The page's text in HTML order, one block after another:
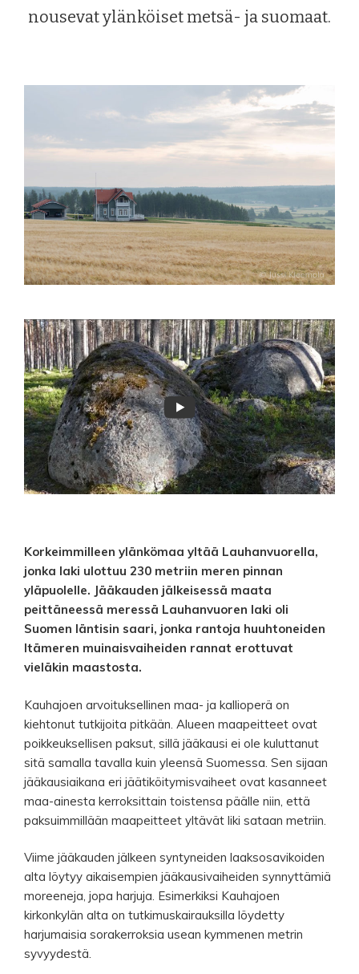
nousevat ylänköiset metsä- ja suomaat.
Peruskalliota ovat aikojen kuluessa järkyttäneet maankuoren liikunnot,
jotka ovat jättäneet jälkensä siihen. Hyypänlaakso on Suomessa melko
ainutlaatuinen murroslaakso, jonka ruhjevyöhykkeessä kallioperä on täysin
rikki. Laakso on syntynyt tuon ruhjeen liepeille luonnon kulutustyön
tuloksena. Kuvassa Hyyppää Piiparin kohdalla.
Korkeimmilleen ylänkömaa yltää Lauhanvuorella,
jonka laki ulottuu 230 metriin meren pinnan
yläpuolelle. Jääkauden jälkeisessä maata
peittäneessä meressä Lauhanvuoren laki oli
Suomen läntisin saari, jonka rantoja huuhtoneiden
Itämeren muinaisvaiheiden rannat erottuvat
vieläkin maastosta.
Kauhajoen arvoituksellinen maa- ja kallioperä on
kiehtonut tutkijoita pitkään. Alueen maapeitteet ovat
poikkeuksellisen paksut, sillä jääkausi ei ole kuluttanut
sitä samalla tavalla kuin yleensä Suomessa. Sen sijaan
jääkausiaikana eri jäätiköitymisvaiheet ovat kasanneet
maa-ainesta kerroksittain toistensa päälle niin, että
paksuimmillään maapeitteet yltävät liki sataan metriin.
Viime jääkauden jälkeen syntyneiden laaksosavikoiden
alta löytyy aikaisempien jääkausivaiheiden synnyttämiä
moreeneja, jopa harjuja. Esimerkiksi Kauhajoen
kirkonkylän alta on tutkimuskairauksilla löydetty
harjumaisia sorakerroksia usean kymmenen metrin
syvyydestä.